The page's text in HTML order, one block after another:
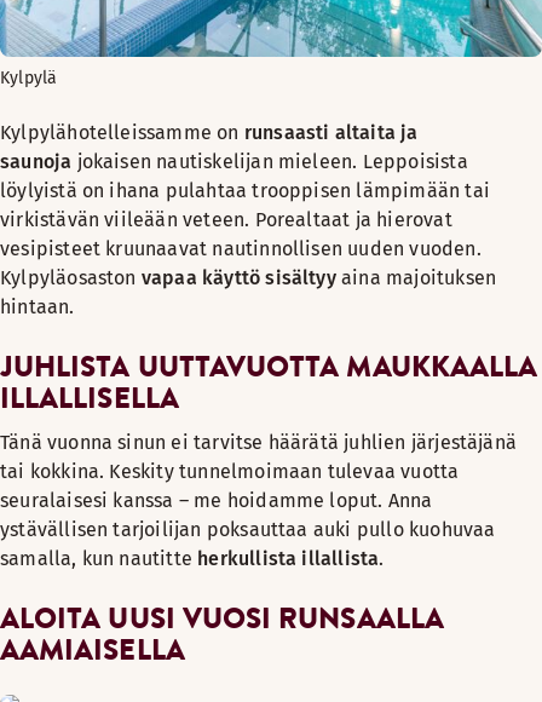
Kylpylä
Kylpylähotelleissamme on runsaasti altaita ja
saunoja jokaisen nautiskelijan mieleen. Leppoisista
löylyistä on ihana pulahtaa trooppisen lämpimään tai
virkistävän viileään veteen. Porealtaat ja hierovat
vesipisteet kruunaavat nautinnollisen uuden vuoden.
Kylpyläosaston vapaa käyttö sisältyyaina majoituksen
hintaan.
JUHLISTA UUTTAVUOTTA MAUKKAALLA
ILLALLISELLA
Tänä vuonna sinun ei tarvitse häärätä juhlien järjestäjänä
tai kokkina. Keskity tunnelmoimaan tulevaa vuotta
seuralaisesi kanssa – me hoidamme loput. Anna
ystävällisen tarjoilijan poksauttaa auki pullo kuohuvaa
samalla, kun nautitte herkullista illallista.
ALOITA UUSI VUOSI RUNSAALLA
AAMIAISELLA